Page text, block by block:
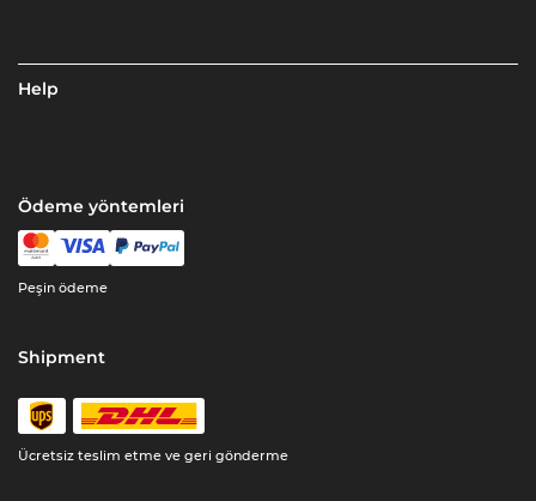
Help
Ödeme yöntemleri
Peşin ödeme
Shipment
Ücretsiz teslim etme ve geri gönderme